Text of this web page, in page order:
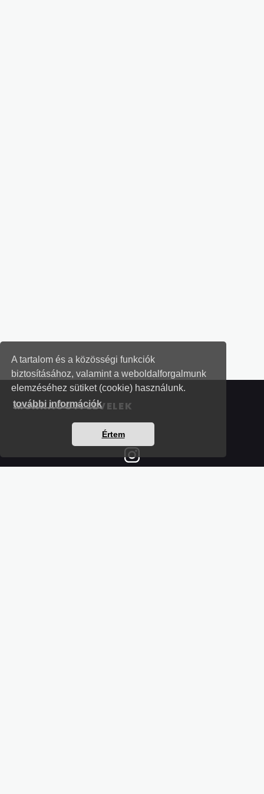
A tartalom és a közösségi funkciók
biztosításához, valamint a weboldalforgalmunk
elemzéséhez sütiket (cookie) használunk.
további információk
Értem
MUNKAÜGYI LEVELEK